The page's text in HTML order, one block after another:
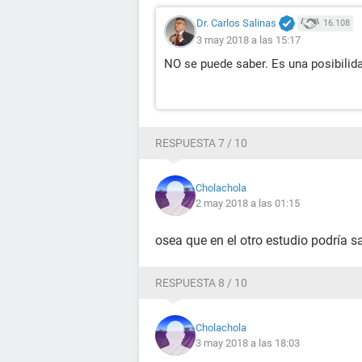
Dr. Carlos Salinas 16.108
3 may 2018 a las 15:17
NO se puede saber. Es una
RESPUESTA 7 / 10
Cholachola
2 may 2018 a las 01:15
osea que en el otro estudio podría
RESPUESTA 8 / 10
Cholachola
3 may 2018 a las 18:03